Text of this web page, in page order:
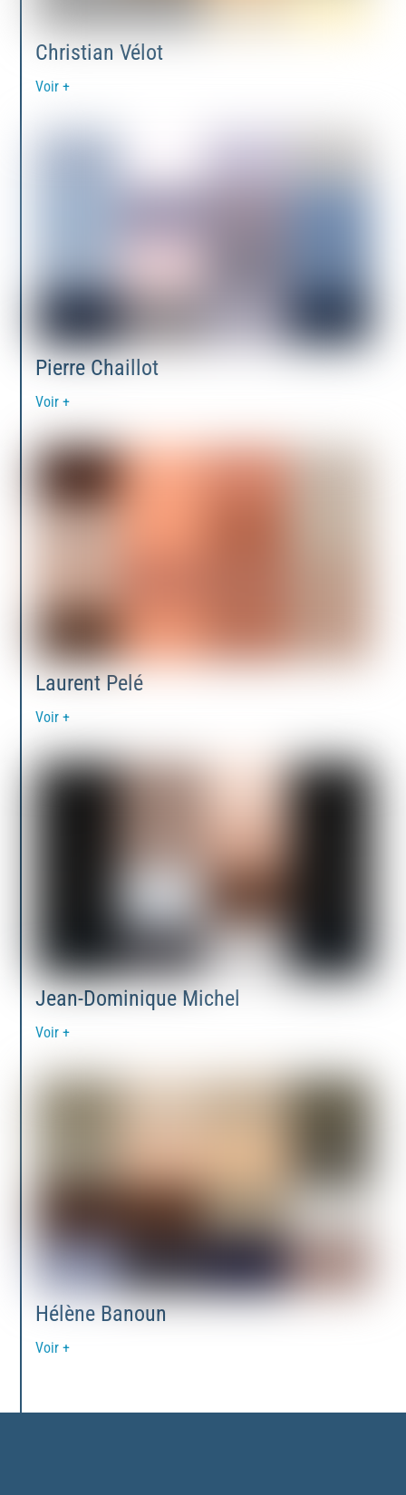
Christian Vélot
Voir +
Pierre Chaillot
Voir +
Laurent Pelé
Voir +
Jean-Dominique Michel
Voir +
Hélène Banoun
Voir +